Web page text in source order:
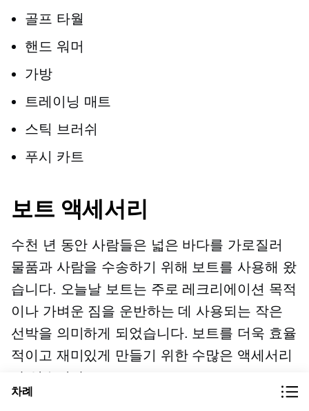
골프 타월
핸드 워머
가방
트레이닝 매트
스틱 브러쉬
푸시 카트
보트 액세서리
수천 년 동안 사람들은 넓은 바다를 가로질러
물품과 사람을 수송하기 위해 보트를 사용해 왔
습니다. 오늘날 보트는 주로 레크리에이션 목적
이나 가벼운 짐을 운반하는 데 사용되는 작은
선박을 의미하게 되었습니다. 보트를 더욱 효율
적이고 재미있게 만들기 위한 수많은 액세서리
가 있습니다.
차례